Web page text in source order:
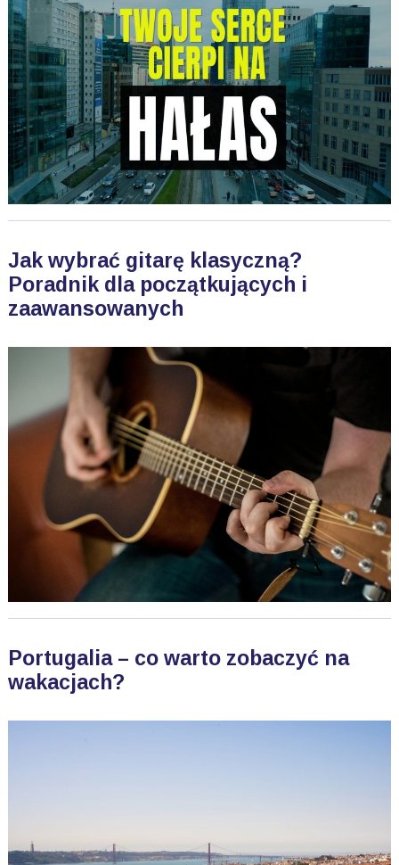
Jak wybrać gitarę klasyczną?
Poradnik dla początkujących i
zaawansowanych
Portugalia – co warto zobaczyć na
wakacjach?